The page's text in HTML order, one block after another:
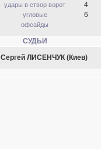
удары в створ ворот
угловые
офсайды
4
6
СУДЬИ
Сергей ЛИСЕНЧУК (Киев)